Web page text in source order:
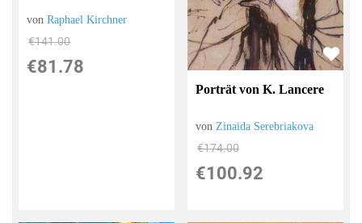
vonRaphael Kirchner
€141.00
€81.78
Porträt von K. Lancere
von Zinaida Serebriakova
€174.00
€100.92